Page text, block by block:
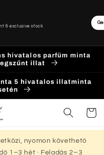
hivatalos parfüm minta
illat
5 hivatalos illatminta
Kosár
nyomon követhető
1–3 hét · Feladás 2–3
& exclusive stock